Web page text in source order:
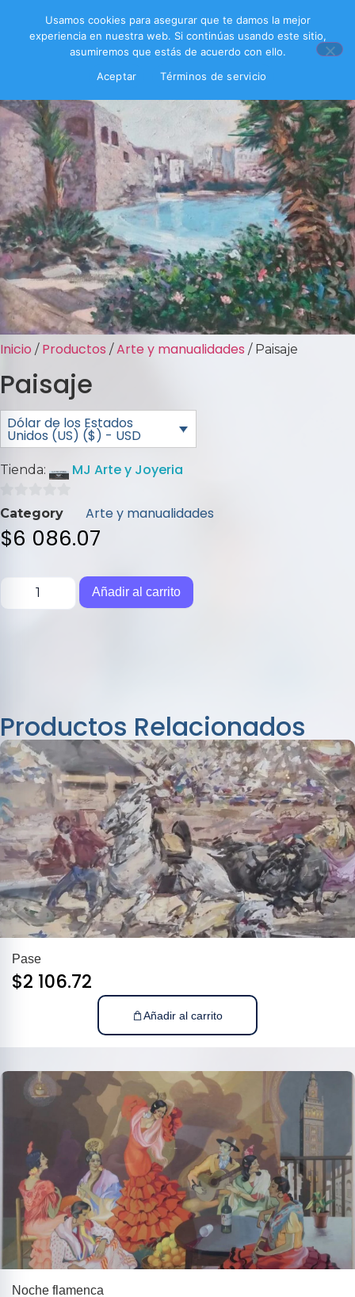
Inicio / Productos /Arte y manualidades / Paisaje
Paisaje
Dólar de los Estados
Unidos (US) ($) - USD
Tienda: MJ Arte y Joyeria
0
de
5
Category Arte y manualidades
$6 086.07
Añadir al carrito
Productos Relacionados
Pase
$2 106.72
Añadir al carrito
Noche flamenca
Usamos cookies para asegurar que te damos la mejor
experiencia en nuestra web. Si continúas usando este sitio,
asumiremos que estás de acuerdo con ello.
Aceptar
Términos de servicio